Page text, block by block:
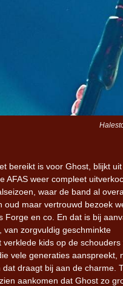
bereikt is voor Ghost, blijkt
AFAS weer compleet
waar de band al
oud maar vertrouwd bezoek
Forge en co. En dat is bij
van zorgvuldig geschminkte
kids op de schouders
vele generaties aanspreekt,
draagt bij aan de charme.
aankomen dat Ghost zo